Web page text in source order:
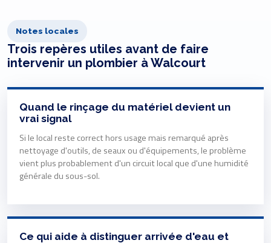
Notes locales
Trois repères utiles avant de faire
intervenir un plombier à Walcourt
Quand le rinçage du matériel devient un
vrai signal
Si le local reste correct hors usage mais remarqué après
nettoyage d'outils, de seaux ou d'équipements, le problème
vient plus probablement d'un circuit local que d'une humidité
générale du sous-sol.
Ce qui aide à distinguer arrivée d'eau et